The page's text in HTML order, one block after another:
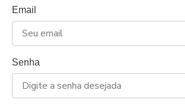
Email
Senha